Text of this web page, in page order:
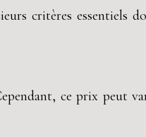
critères essentiels
ce prix